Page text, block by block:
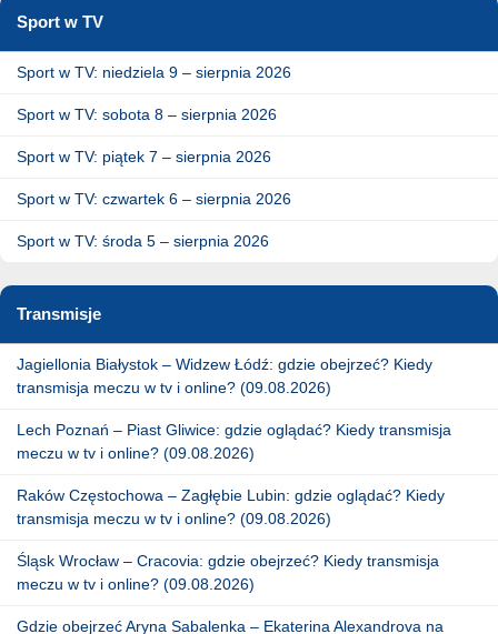
Sport w TV
Sport w TV: niedziela 9 – sierpnia 2026
Sport w TV: sobota 8 – sierpnia 2026
Sport w TV: piątek 7 – sierpnia 2026
Sport w TV: czwartek 6 – sierpnia 2026
Sport w TV: środa 5 – sierpnia 2026
Transmisje
Jagiellonia Białystok – Widzew Łódź: gdzie obejrzeć? Kiedy
transmisja meczu w tv i online? (09.08.2026)
Lech Poznań – Piast Gliwice: gdzie oglądać? Kiedy transmisja
meczu w tv i online? (09.08.2026)
Raków Częstochowa – Zagłębie Lubin: gdzie oglądać? Kiedy
transmisja meczu w tv i online? (09.08.2026)
Śląsk Wrocław – Cracovia: gdzie obejrzeć? Kiedy transmisja
meczu w tv i online? (09.08.2026)
Gdzie obejrzeć Aryna Sabalenka – Ekaterina Alexandrova na